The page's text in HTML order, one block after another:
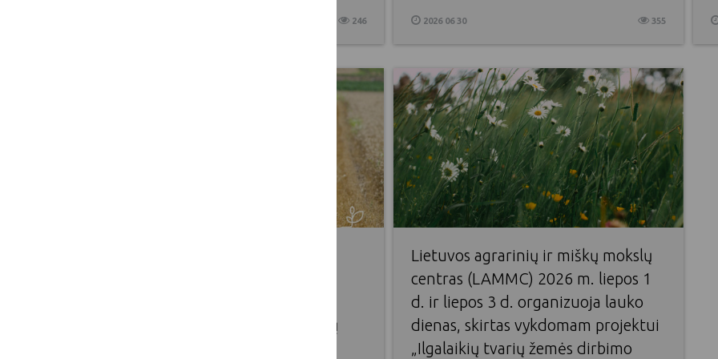
246 2026 06 30 355
(angl. EU CAP Network) tikslinių
Lietuvos agrarinių ir miškų mokslų
centras (LAMMC) 2026 m. liepos 1
d. ir liepos 3 d. organizuoja lauko
dienas, skirtas vykdomam projektui
„Ilgalaikių tvarių žemės dirbimo